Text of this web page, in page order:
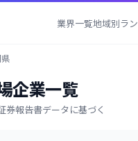
業界一覧地域別ラ
企業一覧
券報告書データに基づく